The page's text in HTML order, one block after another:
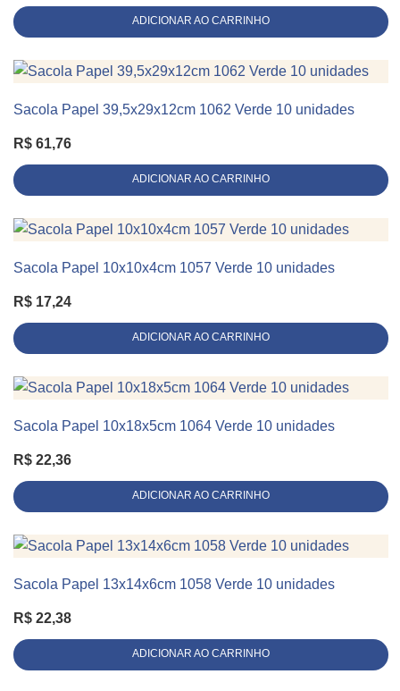
ADICIONAR AO CARRINHO
KIT 10 UNIDADES
Sacola Papel 39,5x29x12cm 1062 Verde 10 unidades
R$ 61,76
ADICIONAR AO CARRINHO
KIT 10 UNIDADES
Sacola Papel 10x10x4cm 1057 Verde 10 unidades
R$ 17,24
ADICIONAR AO CARRINHO
KIT 10 UNIDADES
Sacola Papel 10x18x5cm 1064 Verde 10 unidades
R$ 22,36
ADICIONAR AO CARRINHO
KIT 10 UNIDADES
Sacola Papel 13x14x6cm 1058 Verde 10 unidades
R$ 22,38
ADICIONAR AO CARRINHO